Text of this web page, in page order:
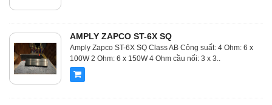
AMPLY ZAPCO ST-6X SQ
Amply Zapco ST-6X SQ Class AB Công suất: 4 Ohm: 6 x
100W 2 Ohm: 6 x 150W 4 Ohm cầu nối: 3 x 3..